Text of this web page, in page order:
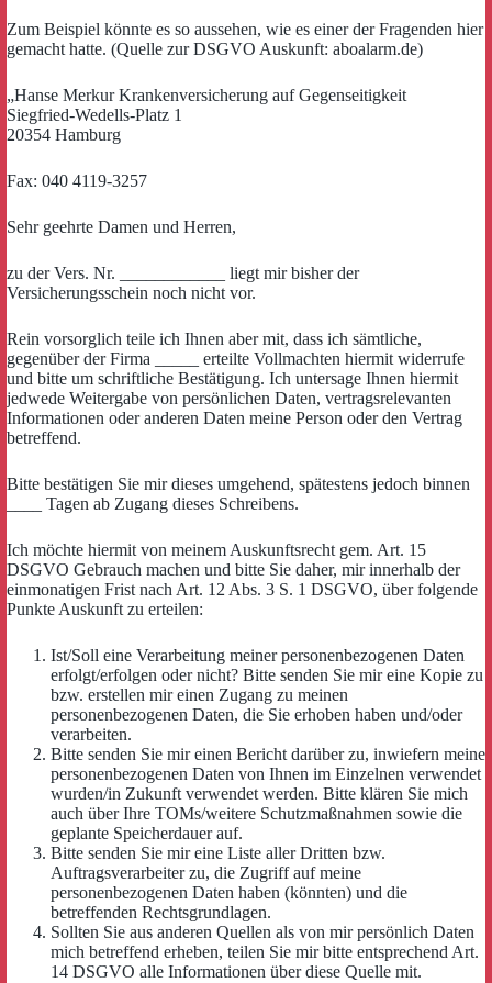
Zum Beispiel könnte es so aussehen, wie es einer der Fragenden hier
gemacht hatte. (Quelle zur DSGVO Auskunft: aboalarm.de)
„Hanse Merkur Krankenversicherung auf Gegenseitigkeit
Siegfried-Wedells-Platz 1
20354 Hamburg
Fax: 040 4119-3257
Sehr geehrte Damen und Herren,
zu der Vers. Nr. ____________ liegt mir bisher der
Versicherungsschein noch nicht vor.
Rein vorsorglich teile ich Ihnen aber mit, dass ich sämtliche,
gegenüber der Firma _____ erteilte Vollmachten hiermit widerrufe
und bitte um schriftliche Bestätigung. Ich untersage Ihnen hiermit
jedwede Weitergabe von persönlichen Daten, vertragsrelevanten
Informationen oder anderen Daten meine Person oder den Vertrag
betreffend.
Bitte bestätigen Sie mir dieses umgehend, spätestens jedoch binnen
____ Tagen ab Zugang dieses Schreibens.
Ich möchte hiermit von meinem Auskunftsrecht gem. Art. 15
DSGVO Gebrauch machen und bitte Sie daher, mir innerhalb der
einmonatigen Frist nach Art. 12 Abs. 3 S. 1 DSGVO, über folgende
Punkte Auskunft zu erteilen:
Ist/Soll eine Verarbeitung meiner personenbezogenen Daten
erfolgt/erfolgen oder nicht? Bitte senden Sie mir eine Kopie zu
bzw. erstellen mir einen Zugang zu meinen
personenbezogenen Daten, die Sie erhoben haben und/oder
verarbeiten.
Bitte senden Sie mir einen Bericht darüber zu, inwiefern meine
personenbezogenen Daten von Ihnen im Einzelnen verwendet
wurden/in Zukunft verwendet werden. Bitte klären Sie mich
auch über Ihre TOMs/weitere Schutzmaßnahmen sowie die
geplante Speicherdauer auf.
Bitte senden Sie mir eine Liste aller Dritten bzw.
Auftragsverarbeiter zu, die Zugriff auf meine
personenbezogenen Daten haben (könnten) und die
betreffenden Rechtsgrundlagen.
Sollten Sie aus anderen Quellen als von mir persönlich Daten
mich betreffend erheben, teilen Sie mir bitte entsprechend Art.
14 DSGVO alle Informationen über diese Quelle mit.